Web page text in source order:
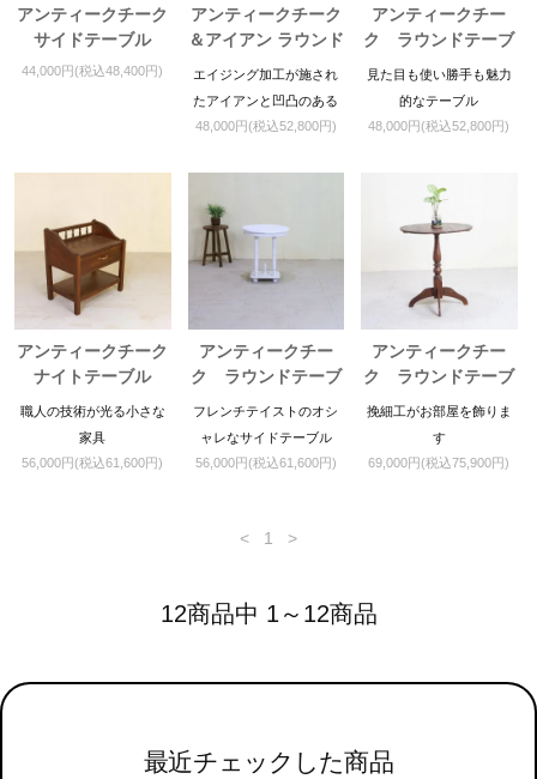
アンティークチーク
サイドテーブル
44,000円(税込48,400円)
アンティークチーク
＆アイアン ラウンド
テーブル
エイジング加工が施され
たアイアンと凹凸のある
原木を使用した天板が相
48,000円(税込52,800円)
アンティークチー
ク ラウンドテーブ
ル
見た目も使い勝手も魅力
的なテーブル
48,000円(税込52,800円)
アンティークチーク
ナイトテーブル
職人の技術が光る小さな
家具
56,000円(税込61,600円)
アンティークチー
ク ラウンドテーブ
ル
フレンチテイストのオシ
ャレなサイドテーブル
56,000円(税込61,600円)
アンティークチー
ク ラウンドテーブ
ル
挽細工がお部屋を飾りま
す
69,000円(税込75,900円)
< 1 >
12商品中 1～12商品
最近チェックした商品